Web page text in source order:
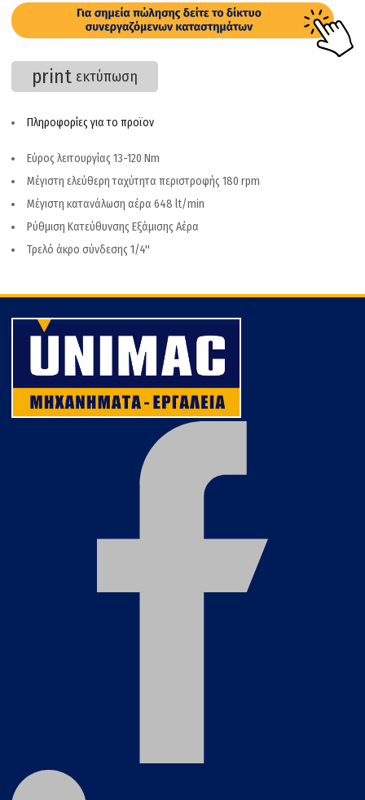
print εκτύπωση
Πληροφορίες για το προϊον
Εύρος λειτουργίας 13-120 Nm
Μέγιστη ελεύθερη ταχύτητα περιστροφής 180 rpm
Μέγιστη κατανάλωση αέρα 648 lt/min
Ρύθμιση Κατεύθυνσης Εξάμισης Αέρα
Τρελό άκρο σύνδεσης 1/4''